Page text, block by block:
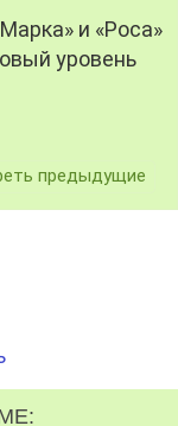
и «Роса»
уровень
предыдущие